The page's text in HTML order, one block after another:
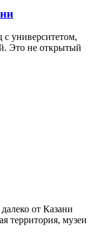
университетом,
Это не открытый
от Казани
территория, музеи